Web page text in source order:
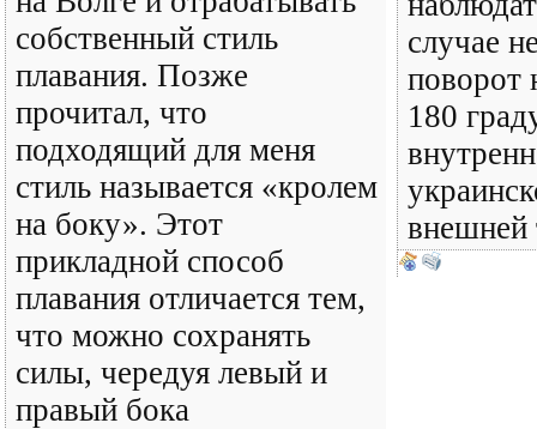
собственный стиль
плавания. Позже
прочитал, что
подходящий для меня
стиль называется «кролем
на боку». Этот
прикладной способ
плавания отличается тем,
что можно сохранять
силы, чередуя левый и
правый бока
случае
поворот
180